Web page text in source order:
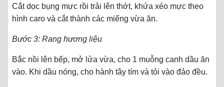
Cắt dọc bụng mực rồi trải lên thớt, khứa xéo mực theo
hình caro và cắt thành các miếng vừa ăn.
Bước 3: Rang hương liệu
Bắc nồi lên bếp, mở lửa vừa, cho 1 muỗng canh dầu ăn
vào. Khi dầu nóng, cho hành tây tím và tỏi vào đảo đều.